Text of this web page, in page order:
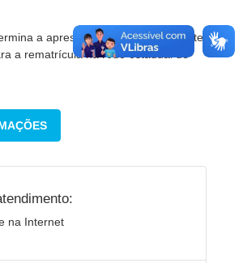
a apresentação de comprovante
a rematrícula na rede estadual de
na Internet